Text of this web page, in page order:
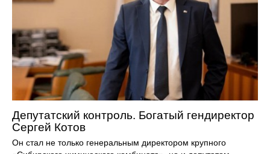
Депутатский контроль. Богатый гендиректор
Сергей Котов
Он стал не только генеральным директором крупного